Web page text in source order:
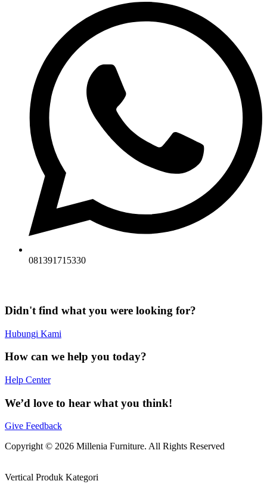
081391715330
Didn't find what you were looking for?
Hubungi Kami
How can we help you today?
Help Center
We’d love to hear what you think!
Give Feedback
Copyright © 2026 Millenia Furniture. All Rights Reserved
Vertical Produk Kategori